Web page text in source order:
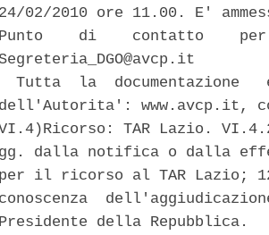
24/02/2010 ore 11.00. E'
Punto    di    contatto
Tutta  la  documentazione
dell'Autorita': www.avcp.it,
TAR Lazio.
gg. dalla notifica o dalla
per il ricorso al TAR Lazio;
conoscenza
Presidente della Repubblica.